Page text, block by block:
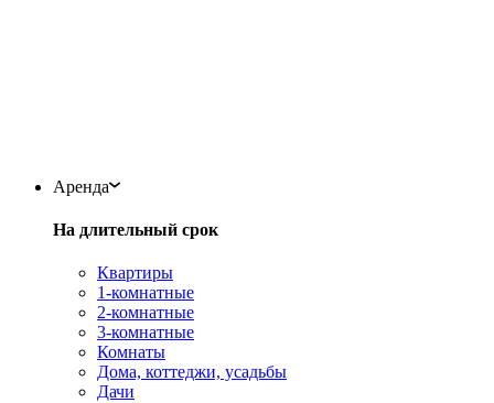
Аренда
На длительный срок
Квартиры
1-комнатные
2-комнатные
3-комнатные
Комнаты
Дома, коттеджи, усадьбы
Дачи